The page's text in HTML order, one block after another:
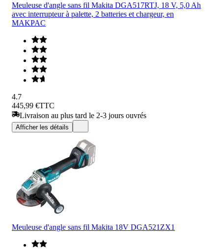
Meuleuse d'angle sans fil Makita DGA517RTJ, 18 V, 5,0 Ah
avec interrupteur à palette, 2 batteries et chargeur, en
MAKPAC
4.7
445,99 €TTC
Livraison au plus tard le 2-3 jours ouvrés
Afficher les détails
Meuleuse d'angle sans fil Makita 18V DGA521ZX1